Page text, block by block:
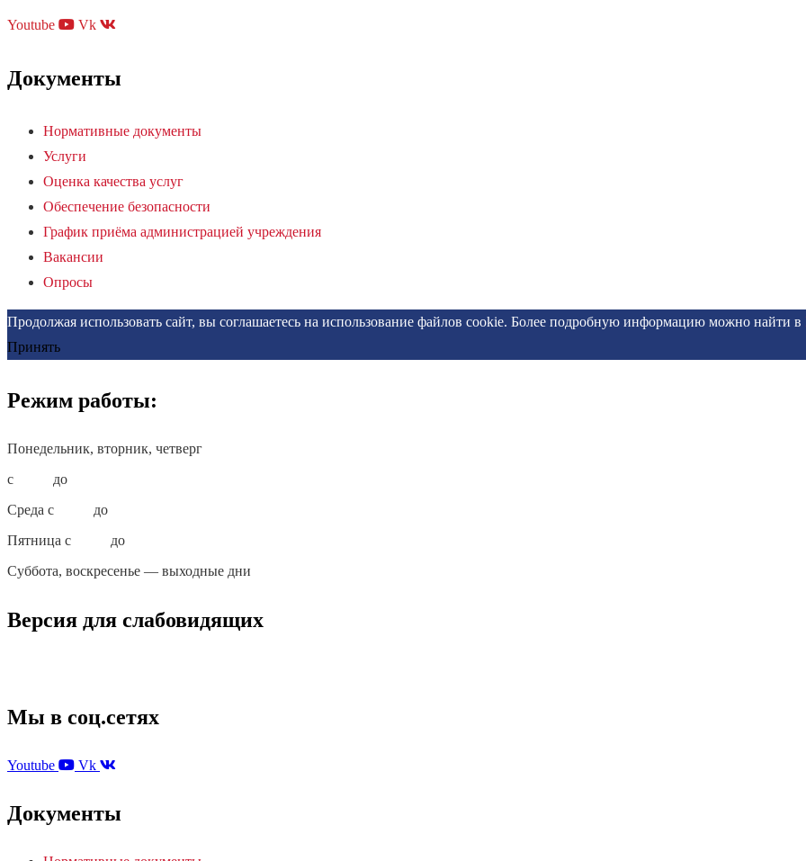
Youtube Vk
Документы
Нормативные документы
Услуги
Оценка качества услуг
Обеспечение безопасности
График приёма администрацией учреждения
Вакансии
Опросы
Продолжая использовать сайт, вы соглашаетесь на использование файлов cookie. Более подробную информацию можно найти в
Принять
Режим работы:
Понедельник, вторник, четверг
с
до
Среда с
до
Пятница с
до
Суббота, воскресенье — выходные дни
Версия для слабовидящих
Мы в соц.сетях
Youtube Vk
Документы